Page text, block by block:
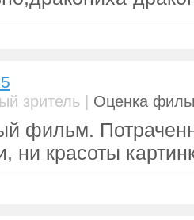
зритель | Оценка
фильм.
ни красоты